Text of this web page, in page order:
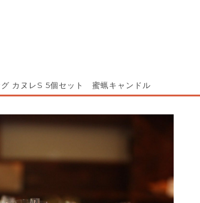
カヌレS 5個セット 蜜蝋キャンドル